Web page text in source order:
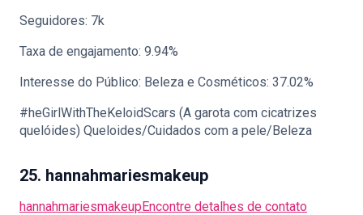
Seguidores: 7k
Taxa de engajamento: 9.94%
Interesse do Público: Beleza e Cosméticos: 37.02%
#heGirlWithTheKeloidScars (A garota com cicatrizes
quelóides) Queloides/Cuidados com a pele/Beleza
25. hannahmariesmakeup
hannahmariesmakeupEncontre detalhes de contato